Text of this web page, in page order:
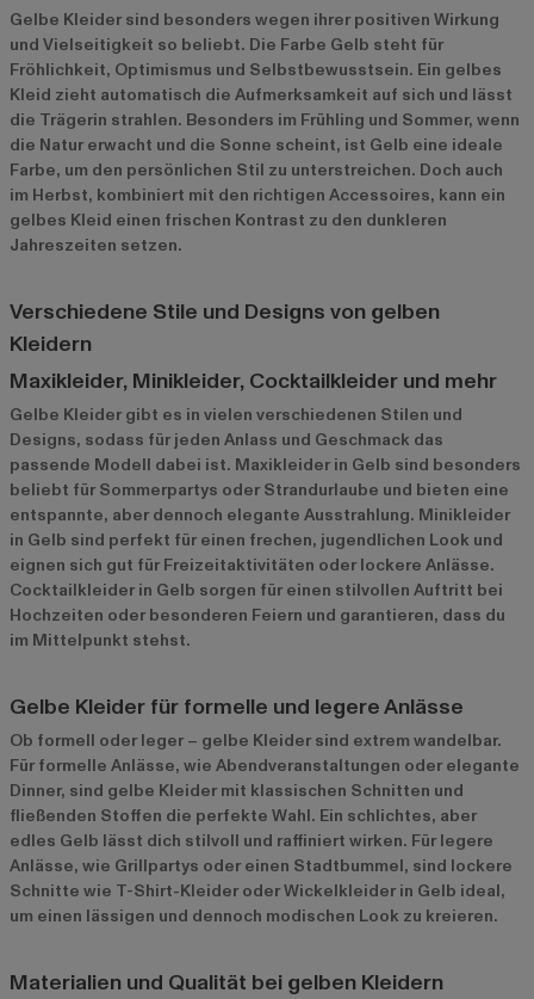
Gelbe Kleider sind besonders wegen ihrer positiven Wirkung
und Vielseitigkeit so beliebt. Die Farbe Gelb steht für
Fröhlichkeit, Optimismus und Selbstbewusstsein. Ein gelbes
Kleid zieht automatisch die Aufmerksamkeit auf sich und lässt
die Trägerin strahlen. Besonders im Frühling und Sommer, wenn
die Natur erwacht und die Sonne scheint, ist Gelb eine ideale
Farbe, um den persönlichen Stil zu unterstreichen. Doch auch
im Herbst, kombiniert mit den richtigen Accessoires, kann ein
gelbes Kleid einen frischen Kontrast zu den dunkleren
Jahreszeiten setzen.
Verschiedene Stile und Designs von gelben
Kleidern
Maxikleider, Minikleider, Cocktailkleider und mehr
Gelbe Kleider gibt es in vielen verschiedenen Stilen und
Designs, sodass für jeden Anlass und Geschmack das
passende Modell dabei ist. Maxikleider in Gelb sind besonders
beliebt für Sommerpartys oder Strandurlaube und bieten eine
entspannte, aber dennoch elegante Ausstrahlung. Minikleider
in Gelb sind perfekt für einen frechen, jugendlichen Look und
eignen sich gut für Freizeitaktivitäten oder lockere Anlässe.
Cocktailkleider in Gelb sorgen für einen stilvollen Auftritt bei
Hochzeiten oder besonderen Feiern und garantieren, dass du
im Mittelpunkt stehst.
Gelbe Kleider für formelle und legere Anlässe
Ob formell oder leger – gelbe Kleider sind extrem wandelbar.
Für formelle Anlässe, wie Abendveranstaltungen oder elegante
Dinner, sind gelbe Kleider mit klassischen Schnitten und
fließenden Stoffen die perfekte Wahl. Ein schlichtes, aber
edles Gelb lässt dich stilvoll und raffiniert wirken. Für legere
Anlässe, wie Grillpartys oder einen Stadtbummel, sind lockere
Schnitte wie T-Shirt-Kleider oder Wickelkleider in Gelb ideal,
um einen lässigen und dennoch modischen Look zu kreieren.
Materialien und Qualität bei gelben Kleidern